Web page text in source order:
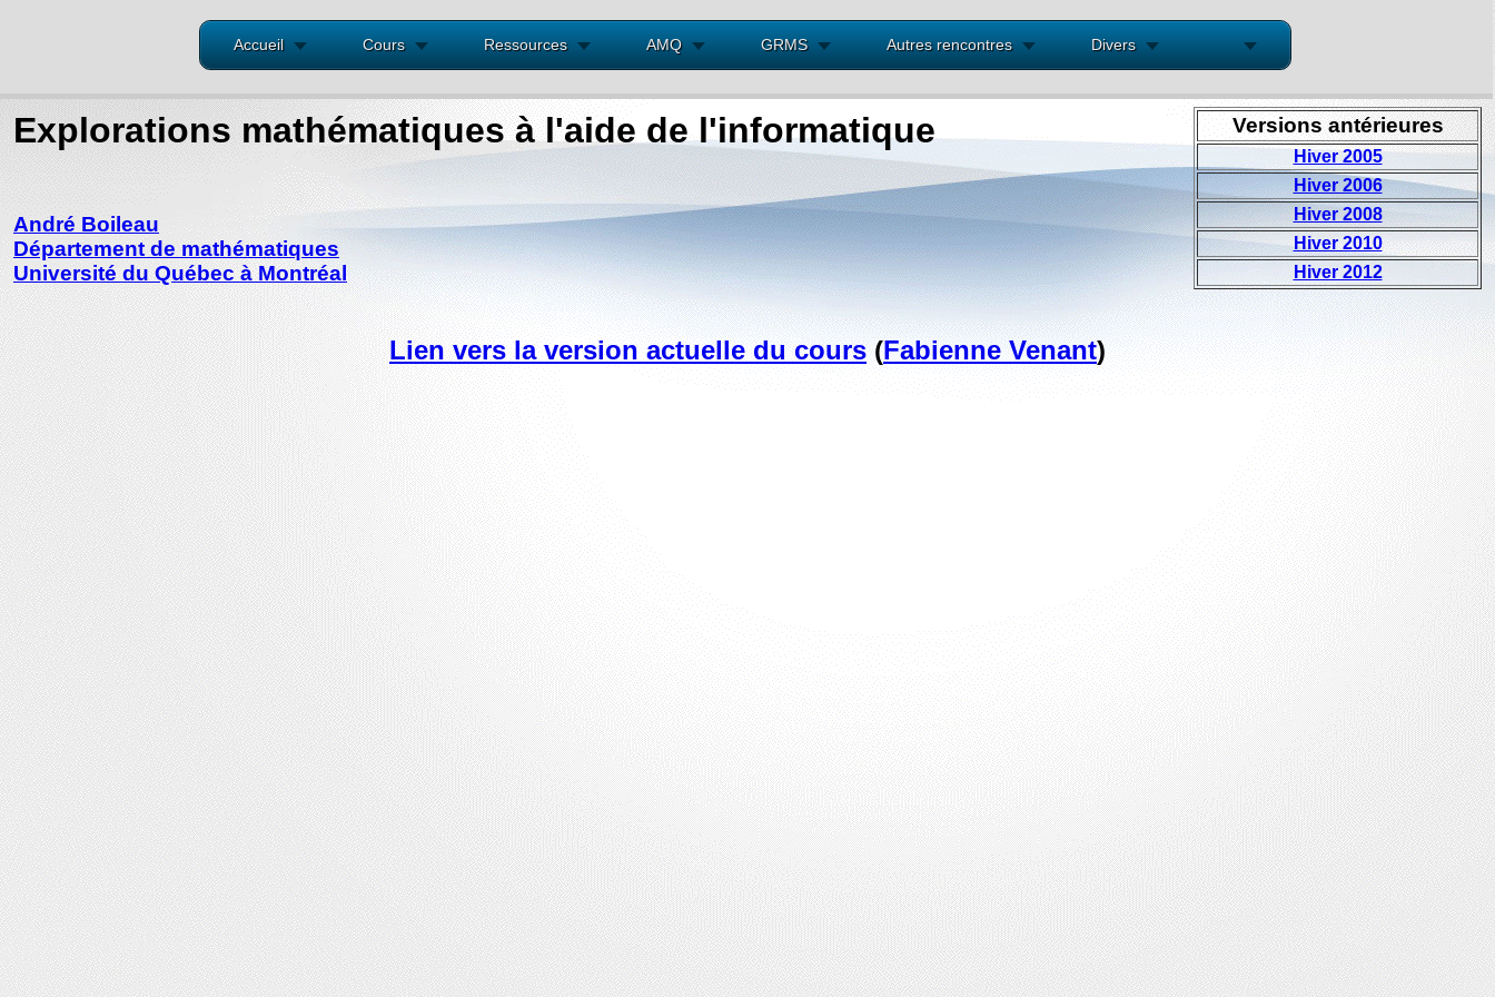
Accueil Cours Ressources AMQ GRMS Autres rencontres Divers
Explorations mathématiques à l'aide de l'informatique
André Boileau
Département de mathématiques
Université du Québec à Montréal
Versions antérieures
Hiver 2005
Hiver 2006
Hiver 2008
Hiver 2010
Hiver 2012
Lien vers la version actuelle du cours (Fabienne Venant)